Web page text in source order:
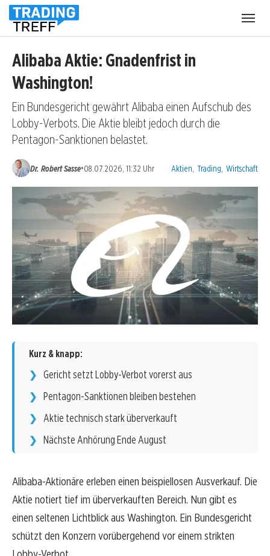
Alibaba Aktie: Gnadenfrist in
Washington!
Ein Bundesgericht gewährt Alibaba einen Aufschub des
Lobby-Verbots. Die Aktie bleibt jedoch durch die
Pentagon-Sanktionen belastet.
Dr. Robert Sasse•08.07.2026, 11:32 Uhr Kategorien:
Aktien Trading Wirtschaft
Kurz & knapp:
Gericht setzt Lobby-Verbot vorerst aus
Pentagon-Sanktionen bleiben bestehen
Aktie technisch stark überverkauft
Nächste Anhörung Ende August
Alibaba-Aktionäre erleben einen beispiellosen Ausverkauf. Die
Aktie notiert tief im überverkauften Bereich. Nun gibt es
einen seltenen Lichtblick aus Washington. Ein Bundesgericht
schützt den Konzern vorübergehend vor einem strikten